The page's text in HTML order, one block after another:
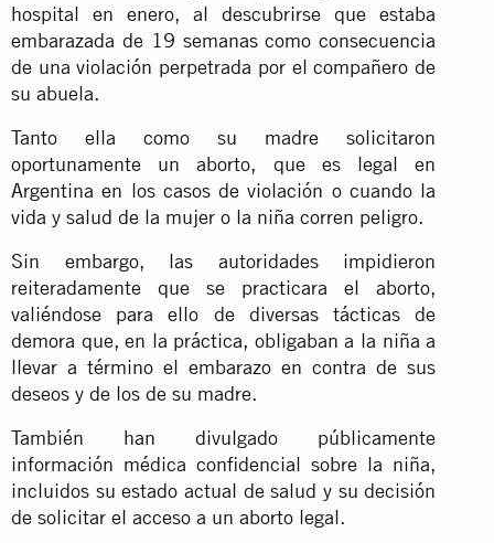
hospital en enero, al descubrirse que estaba
embarazada de 19 semanas como consecuencia
de una violación perpetrada por el compañero de
su abuela.
Tanto ella como su madre solicitaron
oportunamente un aborto, que es legal en
Argentina en los casos de violación o cuando la
vida y salud de la mujer o la niña corren peligro.
Sin embargo, las autoridades impidieron
reiteradamente que se practicara el aborto,
valiéndose para ello de diversas tácticas de
demora que, en la práctica, obligaban a la niña a
llevar a término el embarazo en contra de sus
deseos y de los de su madre.
También han divulgado públicamente
información médica confidencial sobre la niña,
incluidos su estado actual de salud y su decisión
de solicitar el acceso a un aborto legal.